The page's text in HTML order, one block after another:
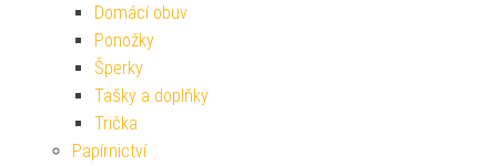
Domácí obuv
Ponožky
Šperky
Tašky a doplňky
Trička
Papírnictví